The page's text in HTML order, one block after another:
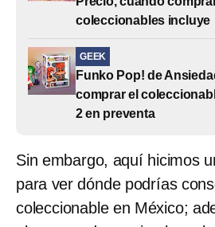
coleccionables incluye
GEEK
Funko Pop! de
comprar el
2 en preventa
Sin embargo, aquí hicimos
para ver dónde podrías
coleccionable en México;